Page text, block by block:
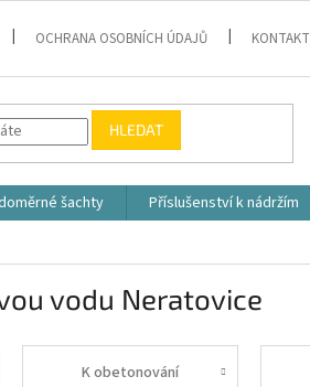
OCHRANA OSOBNÍCH ÚDAJŮ KONTAKT
HLEDAT
šachty Příslušenství k nádržím
vodu Neratovice
K obetonování